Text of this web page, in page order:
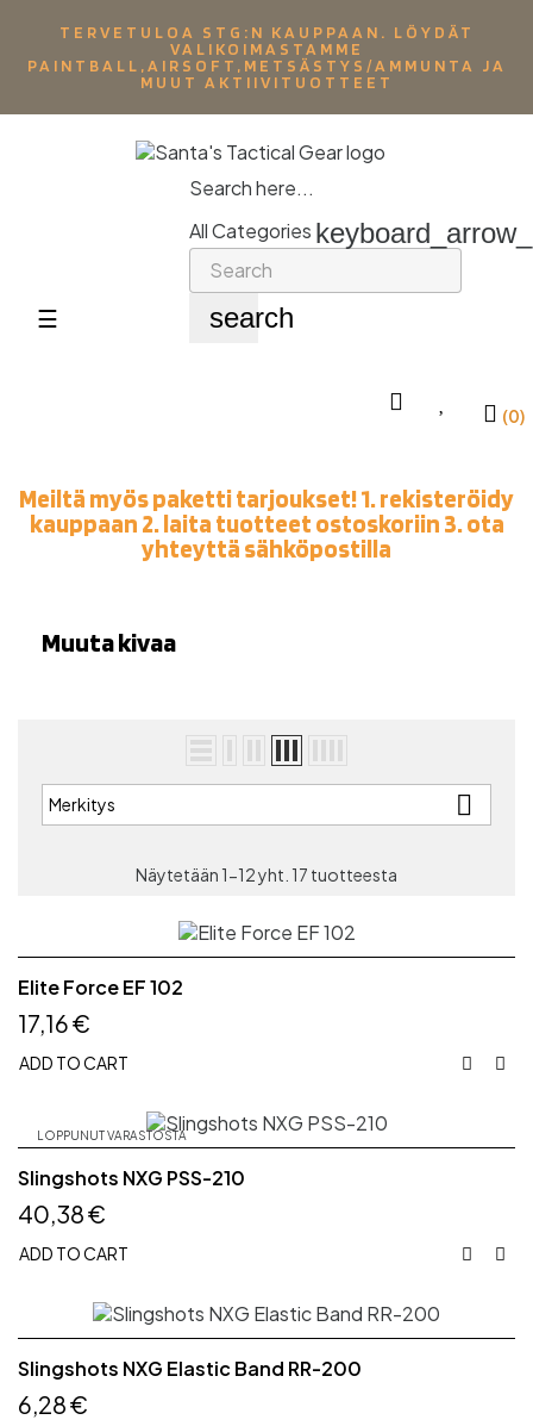
TERVETULOA STG:N KAUPPAAN. LÖYDÄT
VALIKOIMASTAMME
PAINTBALL,AIRSOFT,METSÄSTYS/AMMUNTA JA
MUUT AKTIIVITUOTTEET
Toggle
☰
Search here...
All Categories
search
(0)
Meiltä myös paketti tarjoukset! 1. rekisteröidy
kauppaan 2. laita tuotteet ostoskoriin 3. ota
yhteyttä sähköpostilla
Muuta kivaa
Merkitys 
Näytetään 1-12 yht. 17 tuotteesta
Elite Force EF 102
17,16 €
ADD TO CART  
LOPPUNUT VARASTOSTA
Slingshots NXG PSS-210
40,38 €
ADD TO CART  
Slingshots NXG Elastic Band RR-200
6,28 €